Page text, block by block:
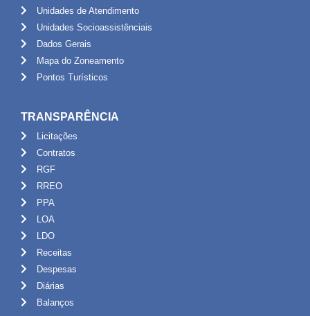
Unidades de Atendimento
Unidades Socioassistênciais
Dados Gerais
Mapa do Zoneamento
Pontos Turísticos
TRANSPARÊNCIA
Licitações
Contratos
RGF
RREO
PPA
LOA
LDO
Receitas
Despesas
Diárias
Balanços